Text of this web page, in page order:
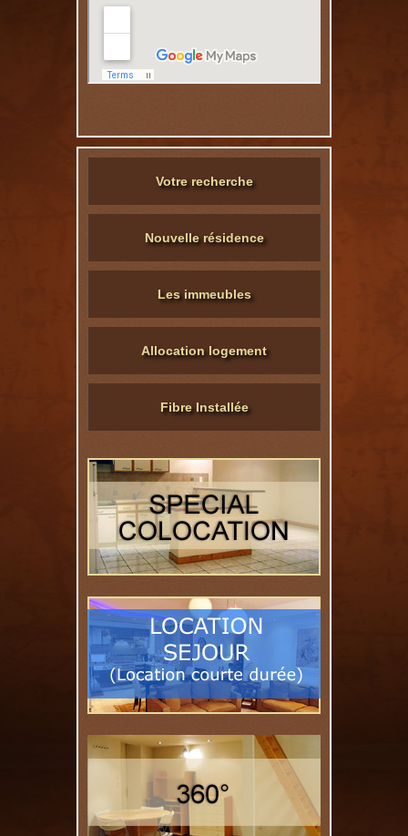
Votre recherche
Nouvelle résidence
Les immeubles
Allocation logement
Fibre Installée